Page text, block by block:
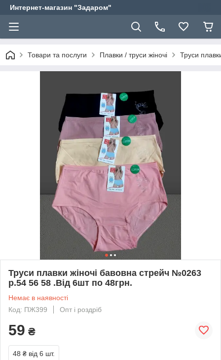
Интернет-магазин "Задаром"
Товари та послуги Плавки / труси жіночі Труси
Труси плавки жіночі бавовна стрейч №0263
р.54 56 58 .Від 6шт по 48грн.
Немає в наявності
Код: ПЖ399
Опт і роздріб
59 ₴
48 ₴ від 6 шт.